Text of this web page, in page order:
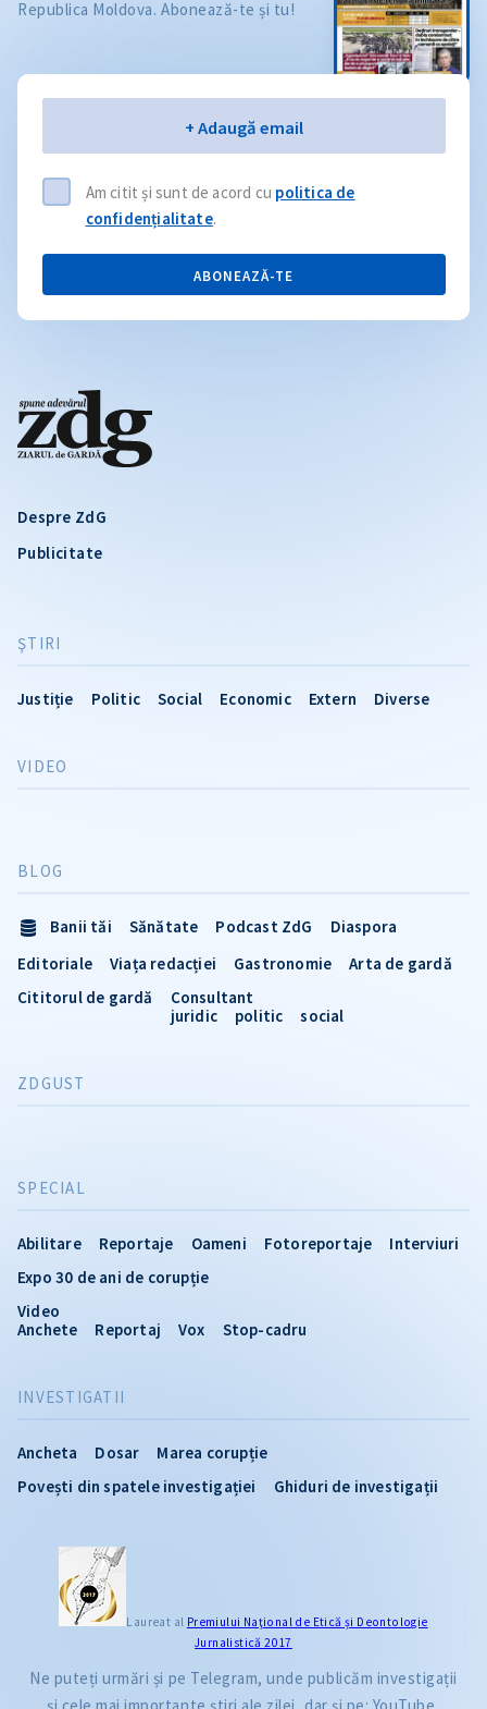
Despre ZdG
Publicitate
ŞTIRI
Justiție Politic Social Economic Extern Diverse
INVESTIGATII
Ancheta Dosar
Marea corupție
Povești din spatele investigației
Ghiduri de investigații
VIDEO
SPECIAL
Abilitare Reportaje Oameni Fotoreportaje
Interviuri
Expo 30 de ani de corupție
Video
Anchete
Reportaj Vox Stop-cadru
BLOG
Banii tăi Sănătate Podcast ZdG
Diaspora
Editoriale
Viața redacției Gastronomie
Arta de gardă
Cititorul de gardă
Consultant
juridic
politic social
ZDGUST
Republica Moldova. Abonează-te și tu!
+ Adaugă email
Am citit și sunt de acord cu politica de
confidențialitate.
ABONEAZĂ-TE
Laureat al Premiului Naţional de Etică și Deontologie
Jurnalistică 2017
Ne puteți urmări și pe Telegram, unde publicăm investigații
CITEȘTE